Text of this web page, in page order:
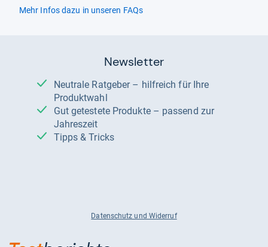
Mehr Infos dazu in unseren FAQs
Newsletter
Neutrale Ratgeber – hilfreich für Ihre
Produktwahl
Gut getestete Produkte – passend zur
Jahreszeit
Tipps & Tricks
Datenschutz und Widerruf